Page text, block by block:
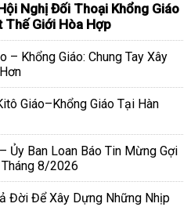
Nghị Đối Thoại Khổng Giáo
Thế Giới Hòa Hợp
– Khổng Giáo: Chung Tay Xây
Giáo–Khổng Giáo Tại Hàn
Ủy Ban Loan Báo Tin Mừng Gợi
Tháng 8/2026
Đời Để Xây Dựng Những Nhịp